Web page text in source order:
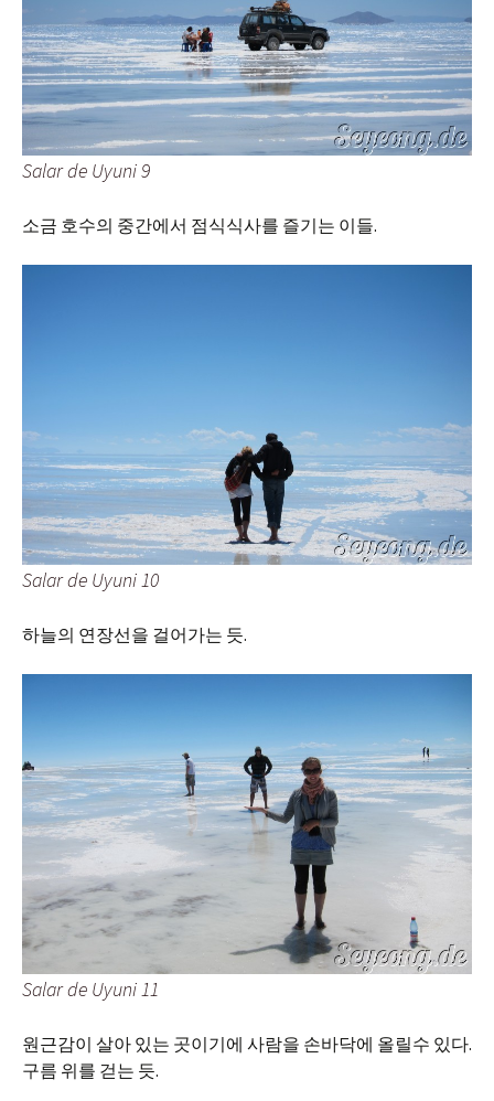
Salar de Uyuni 9
소금 호수의 중간에서 점식식사를 즐기는 이들.
Salar de Uyuni 10
하늘의 연장선을 걸어가는 듯.
Salar de Uyuni 11
원근감이 살아 있는 곳이기에 사람을 손바닥에 올릴수 있다.
구름 위를 걷는 듯.